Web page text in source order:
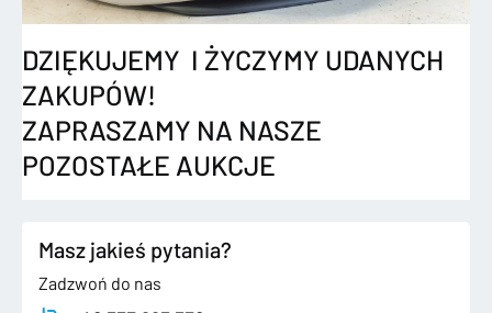
DZIĘKUJEMY I ŻYCZYMY UDANYCH
ZAKUPÓW!
ZAPRASZAMY NA NASZE
POZOSTAŁE AUKCJE
Masz jakieś pytania?
Zadzwoń do nas